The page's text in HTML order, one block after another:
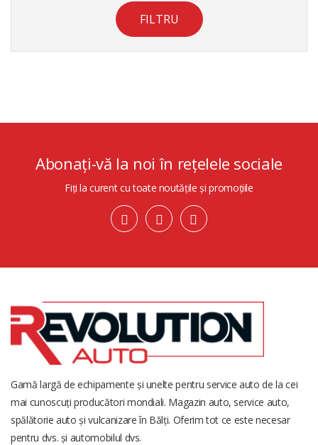
FILTRU
Abonați-vă la noi în rețelele sociale
Fiți la curent cu toate noutățile și promoțiile
Gamă largă de echipamente și unelte pentru service auto de la cei
mai cunoscuți producători mondiali. Magazin auto, service auto,
spălătorie auto și vulcanizare în Bălți. Oferim tot ce este necesar
pentru dvs. și automobilul dvs.